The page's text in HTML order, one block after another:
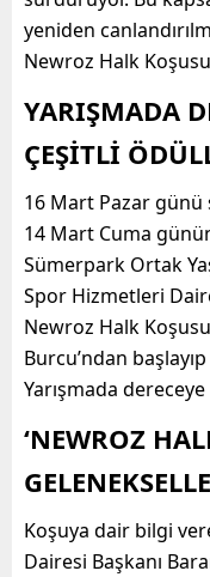
yeniden
Newroz Halk
YARIŞMADA
ÇEŞİTLİ
16 Mart Pazar günü
14 Mart Cuma
Sümerpark Ortak
Spor Hizmetleri
Newroz Halk
Burcu’ndan
Yarışmada
‘NEWROZ
Koşuya dair bilgi
Dairesi Başkanı